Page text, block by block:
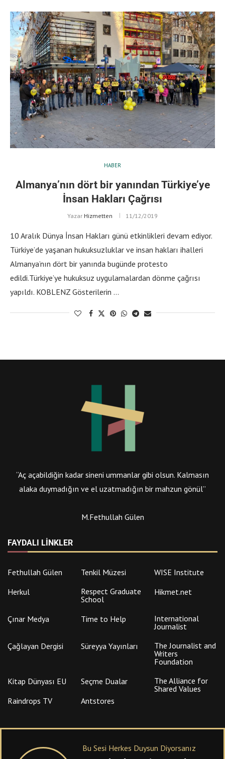
HABER
Almanya’nın dört bir yanından Türkiye’ye
İnsan Hakları Çağrısı
Yazar Hizmetten 11/12/2019
10 Aralık Dünya İnsan Hakları günü etkinlikleri devam ediyor.
Türkiye’de yaşanan hukuksuzluklar ve insan hakları ihalleri
Almanya’nın dört bir yanında bugünde protesto
edildi.Türkiye’ye hukuksuz uygulamalardan dönme çağrısı
yapıldı. KOBLENZ Gösterilerin …
“Aç açabildiğin kadar sineni ummanlar gibi olsun. Kalmasın
alaka duymadığın ve el uzatmadığın bir mahzun gönül”
M.Fethullah Gülen
FAYDALI LINKLER
Fethullah Gülen Tenkil Müzesi
WISE Institute
Herkul
Respect Graduate
School
Hikmet.net
Çınar Medya Time to Help
International
Journalist
Çağlayan Dergisi
Süreyya Yayınları
The Journalist and
Writers
Foundation
Kitap Dünyası EU
Seçme Dualar
The Alliance for
Shared Values
Raindrops TV
Antstores
Bu Sesi Herkes Duysun Diyorsanız